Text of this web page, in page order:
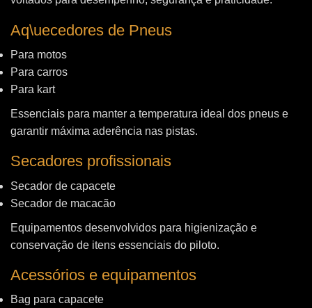
Aq\uecedores de Pneus
Para motos
Para carros
Para kart
Essenciais para manter a temperatura ideal dos pneus e
garantir máxima aderência nas pistas.
Secadores profissionais
Secador de capacete
Secador de macacão
Equipamentos desenvolvidos para higienização e
conservação de itens essenciais do piloto.
Acessórios e equipamentos
Bag para capacete